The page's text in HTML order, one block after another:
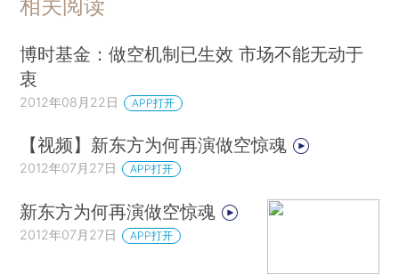
相关阅读
博时基金：做空机制已生效 市场不能无动于
衷
2012年08月22日 APP打开
【视频】新东方为何再演做空惊魂
2012年07月27日 APP打开
新东方为何再演做空惊魂
2012年07月27日 APP打开